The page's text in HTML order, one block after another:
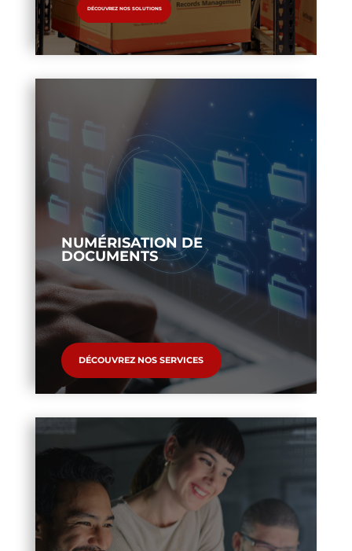
DÉCOUVREZ NOS SOLUTIONS
NUMÉRISATION DE
DOCUMENTS
DÉCOUVREZ NOS SERVICES